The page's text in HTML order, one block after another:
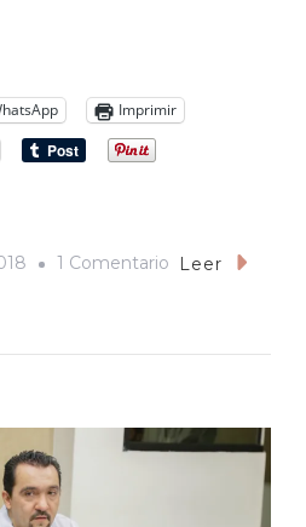
Imprimir
1 Comentario En
Estado
Leer